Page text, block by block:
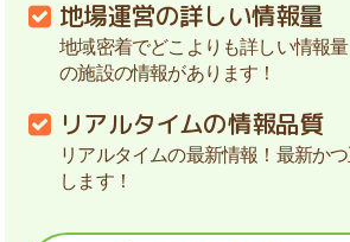
地場運営の詳しい情報量
地域密着でどこよりも詳しい情報
の施設の情報があります！
リアルタイムの情報品質
リアルタイムの最新情報！最新か
します！